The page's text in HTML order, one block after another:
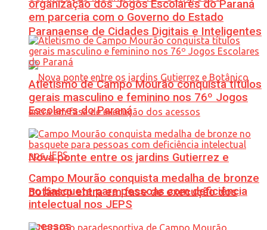
Paranaense de Cidades Digitais e Inteligentes
Nova ponte entre os jardins Gutierrez e
Botânico entra em fase de execução dos
acessos
organização dos Jogos Escolares do Paraná
em parceria com o Governo do Estado
Atletismo de Campo Mourão conquista títulos
gerais masculino e feminino nos 76º Jogos
Escolares do Paraná
Campo Mourão conquista medalha de bronze
no basquete para pessoas com deficiência
intelectual nos JEPS